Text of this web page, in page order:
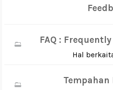
FAQ :
Hal
Tempahan